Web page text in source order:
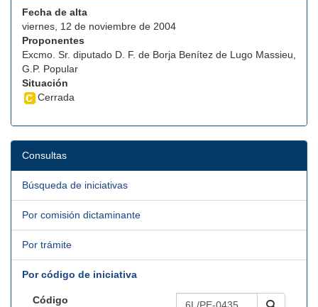
Fecha de alta
viernes, 12 de noviembre de 2004
Proponentes
Excmo. Sr. diputado D. F. de Borja Benítez de Lugo Massieu,
G.P. Popular
Situación
Cerrada
Consultas
Búsqueda de iniciativas
Por comisión dictaminante
Por trámite
Por código de iniciativa
Código